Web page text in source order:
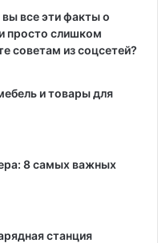
вы все эти факты о
просто слишком
советам из соцсетей?
и товары для
8 самых важных
станция